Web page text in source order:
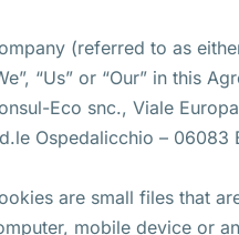
(referred to as
“Us” or “Our” in this
Eco snc., Viale
Ospedalicchio – 06083
are small files that
mobile device or